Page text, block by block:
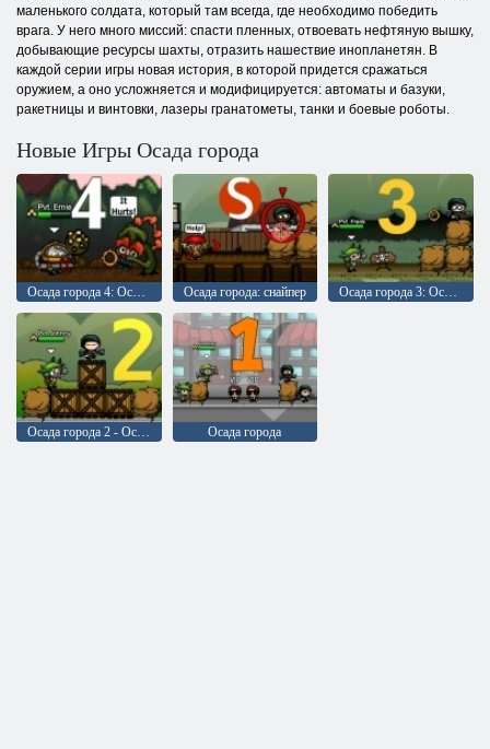
маленького солдата, который там всегда, где необходимо победить
врага. У него много миссий: спасти пленных, отвоевать нефтяную вышку,
добывающие ресурсы шахты, отразить нашествие инопланетян. В
каждой серии игры новая история, в которой придется сражаться
оружием, а оно усложняется и модифицируется: автоматы и базуки,
ракетницы и винтовки, лазеры гранатометы, танки и боевые роботы.
Новые Игры Осада города
Осада города 4: Осада инопланетян Осада города: снайпер Осада города 3: Осада Джунглей
Осада города